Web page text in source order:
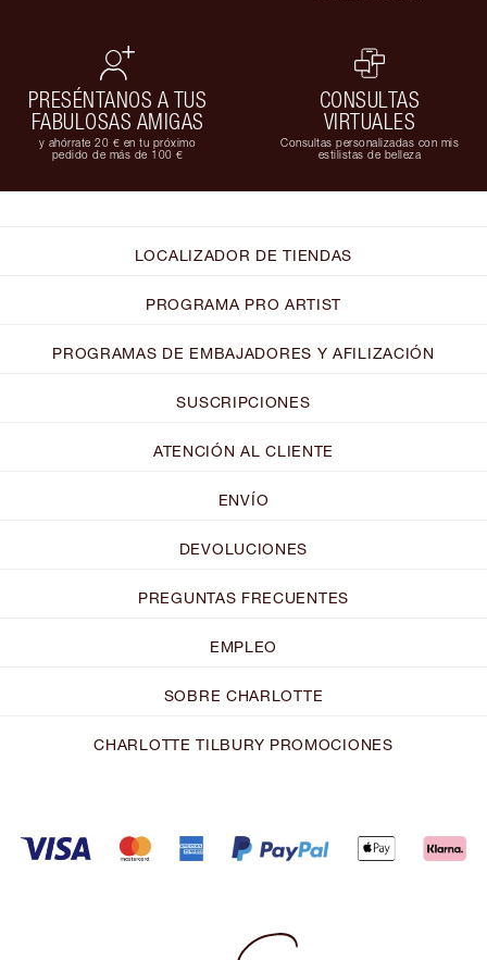
PRESÉNTANOS A TUS
FABULOSAS AMIGAS
y ahórrate 20 € en tu próximo
pedido de más de 100 €
CONSULTAS
VIRTUALES
Consultas personalizadas con mis
estilistas de belleza
LOCALIZADOR DE TIENDAS
PROGRAMA PRO ARTIST
PROGRAMAS DE EMBAJADORES Y AFILIZACIÓN
SUSCRIPCIONES
ATENCIÓN AL CLIENTE
ENVÍO
DEVOLUCIONES
PREGUNTAS FRECUENTES
EMPLEO
SOBRE CHARLOTTE
CHARLOTTE TILBURY PROMOCIONES